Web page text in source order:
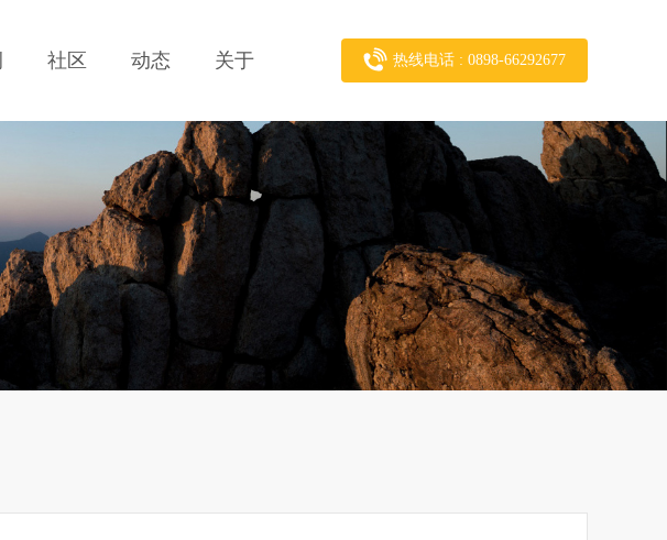
社区 动态 关于 热线电话 : 0898-66292677